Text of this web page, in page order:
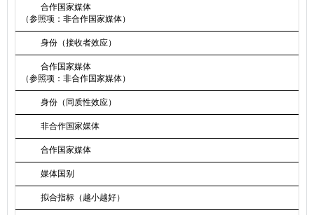
合作国家媒体
（参照项：非合作国家媒体）
身份（接收者效应）
合作国家媒体
（参照项：非合作国家媒体）
身份（同质性效应）
非合作国家媒体
合作国家媒体
媒体国别
拟合指标（越小越好）